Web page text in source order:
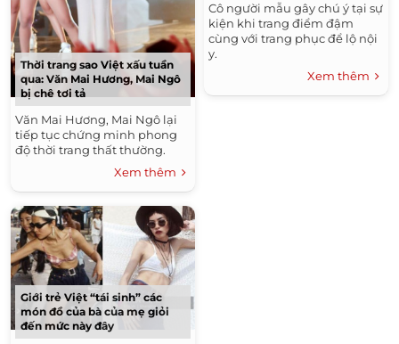
Thời trang sao Việt xấu tuần
qua: Văn Mai Hương, Mai Ngô
bị chê tơi tả
Văn Mai Hương, Mai Ngô lại
tiếp tục chứng minh phong
độ thời trang thất thường.
Xem thêm
Giới trẻ Việt “tái sinh” các
món đồ của bà của mẹ giỏi
đến mức này đây
Cô người mẫu gây chú ý tại sự
kiện khi trang điểm đậm
cùng với trang phục để lộ nội
y.
Xem thêm